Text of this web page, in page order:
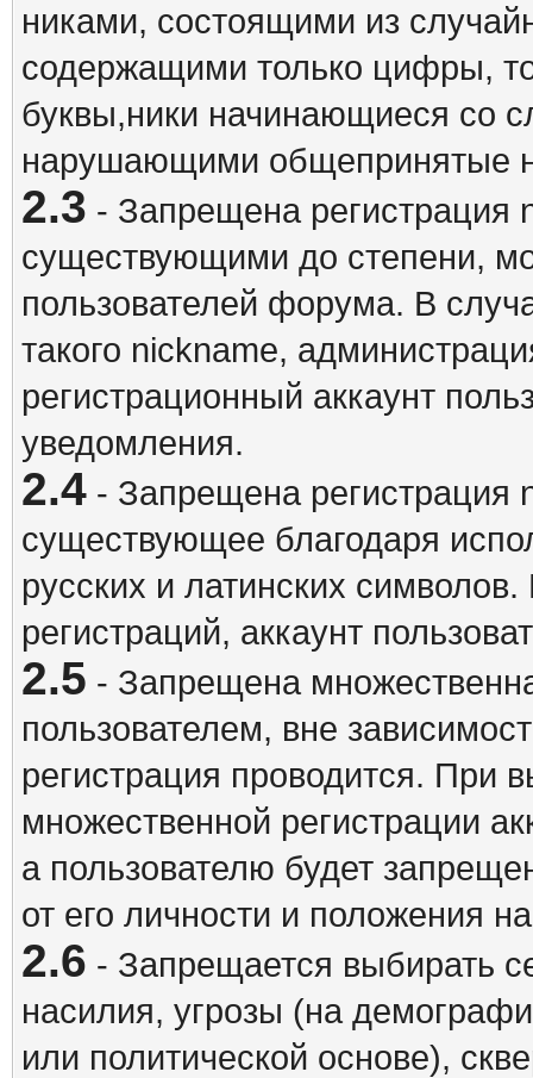
никами, состоящими из
содержащими только цифры,
буквы,ники начинающиеся со
нарушающими общепринятые
2.3 - Запрещена регистрация
существующими до степени,
пользователей форума. В
такого nickname,
регистрационный аккаунт
уведомления.
2.4- Запрещена регистрация
существующее благодаря
русских и латинских
регистраций, аккаунт
2.5 - Запрещена
пользователем, вне
регистрация проводится. При
множественной регистрации
а пользователю будет
от его личности и положения
2.6 - Запрещается выбирать
насилия, угрозы (на
или политической основе),